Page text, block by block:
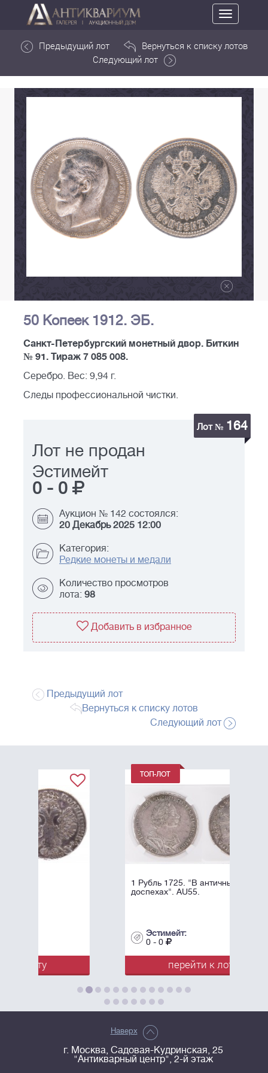
Toggle
navigation
Предыдущий лот
Вернуться к списку лотов
Следующий лот
50 Копеек 1912. ЭБ.
Санкт-Петербургский монетный двор. Биткин
№ 91. Тираж 7 085 008.
Серебро. Вес: 9,94 г.
Следы профессиональной чистки.
Лот № 164
Лот не продан
Эстимейт
0 - 0
Аукцион № 142 состоялся:
20 Декабрь 2025 12:00
Категория:
Редкие монеты и медали
Количество просмотров
лота: 98
Добавить в избранное
Предыдущий лот
Вернуться к списку лотов
Следующий лот
1 Рубль 1725. "В античных
доспехах". AU55.
перейти к лоту
Наверх
г. Москва, Садовая-Кудринская, 25
"Антикварный центр", 2-й этаж